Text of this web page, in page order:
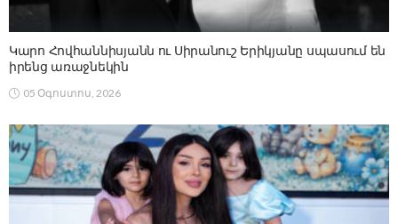
Կարո Հովհաննիսյանն ու Սիրանուշ Երիկյանը սպասում են
իրենց առաջնեկին
05 Օգոստոս, 2026